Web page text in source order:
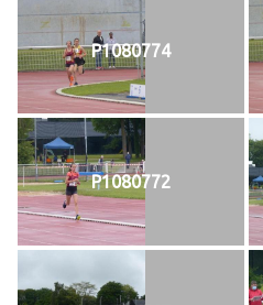
P1080774
P1080772